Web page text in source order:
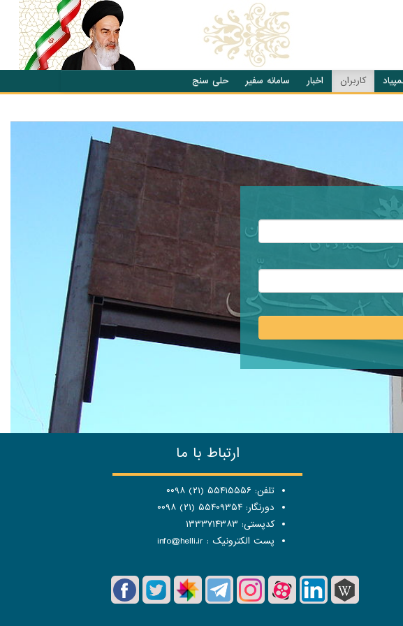
کاربران اخبار سامانه سفیر حلی سنج
ارتباط با ما
تلفن: ۵۵۴۱۵۵۵۶ (۲۱) ۰۰۹۸
دورنگار: ۵۵۴۰۹۳۵۴ (۲۱) ۰۰۹۸
کدپستی: ۱۳۳۳۷۱۴۳۸۳
پست الکترونیک : info@helli.ir